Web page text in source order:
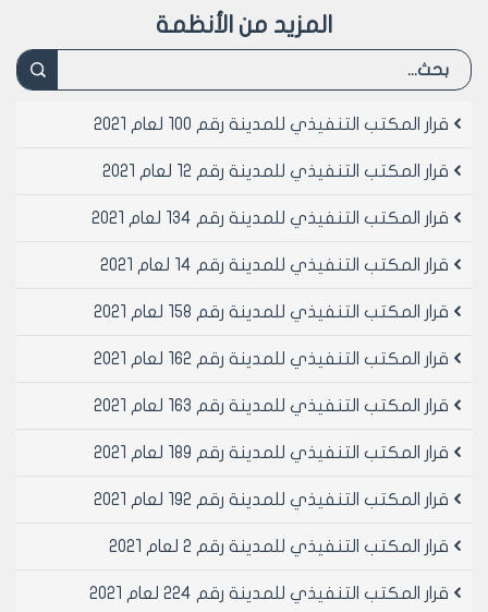
المزيد من الأنظمة
قرار المكتب التنفيذي للمدينة رقم 100 لعام 2021
قرار المكتب التنفيذي للمدينة رقم 12 لعام 2021
قرار المكتب التنفيذي للمدينة رقم 134 لعام 2021
قرار المكتب التنفيذي للمدينة رقم 14 لعام 2021
قرار المكتب التنفيذي للمدينة رقم 158 لعام 2021
قرار المكتب التنفيذي للمدينة رقم 162 لعام 2021
قرار المكتب التنفيذي للمدينة رقم 163 لعام 2021
قرار المكتب التنفيذي للمدينة رقم 189 لعام 2021
قرار المكتب التنفيذي للمدينة رقم 192 لعام 2021
قرار المكتب التنفيذي للمدينة رقم 2 لعام 2021
قرار المكتب التنفيذي للمدينة رقم 224 لعام 2021